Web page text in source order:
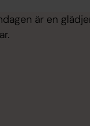
är en